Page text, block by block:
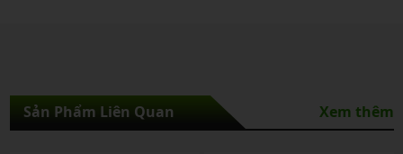
Sản Phẩm Liên Quan Xem thêm